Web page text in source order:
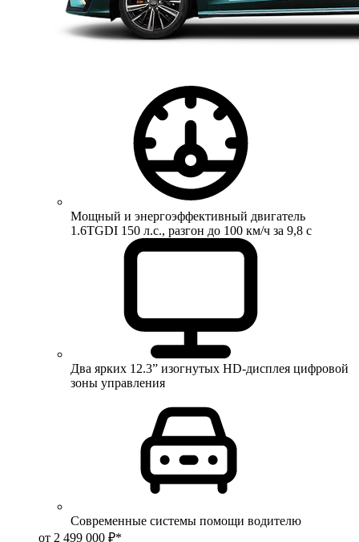
Мощный и энергоэффективный двигатель
1.6TGDI 150 л.с., разгон до 100 км/ч за 9,8 с
Два ярких 12.3” изогнутых HD-дисплея цифровой
зоны управления
Современные системы помощи водителю
от 2 499 000 ₽*